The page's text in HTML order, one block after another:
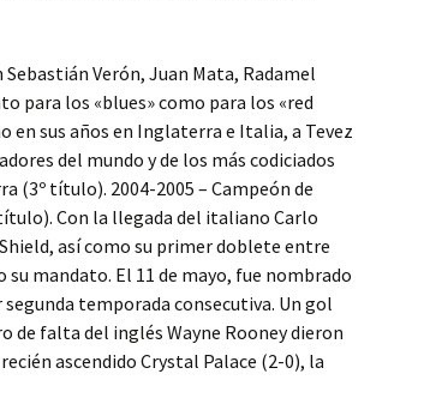
Verón, Juan Mata, Radamel
para los «blues» como para los «red
en sus años en Inglaterra e Italia, a Tevez
del mundo y de los más codiciados
(3º título). 2004-2005 – Campeón de
Con la llegada del italiano Carlo
así como su primer doblete entre
su mandato. El 11 de mayo, fue nombrado
temporada consecutiva. Un gol
de falta del inglés Wayne Rooney dieron
ascendido Crystal Palace (2-0), la